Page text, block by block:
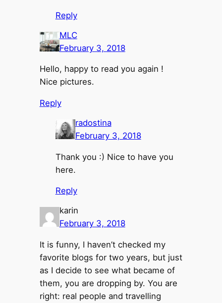
Reply
MLC
February 3, 2018
Hello, happy to read you again !
Nice pictures.
Reply
radostina
February 3, 2018
Thank you :) Nice to have you
here.
Reply
karin
February 3, 2018
It is funny, I haven’t checked my
favorite blogs for two years, but just
as I decide to see what became of
them, you are dropping by. You are
right: real people and travelling